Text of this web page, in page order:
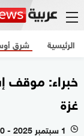
الرئيسية شرق
خبراء: موقف
غزة
l 1 سبتمبر 2025 - 22:10 بتوقيت أبوظبي